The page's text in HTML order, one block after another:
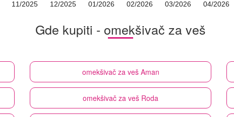
11/2025 12/2025 01/2026 02/2026 03/2026 04/2026
Gde kupiti - omekšivač za veš
omekšivač za veš Aman
omekšivač za veš Roda